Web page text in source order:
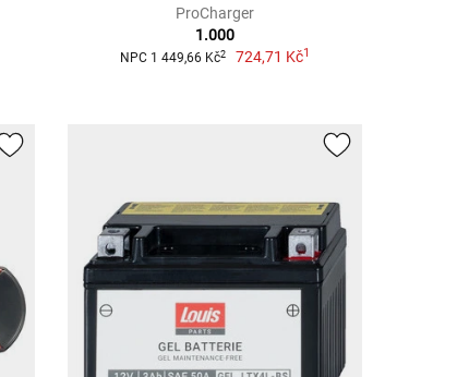
ProCharger
1.000
NPC 1 449,66 Kč2 724,71 Kč1